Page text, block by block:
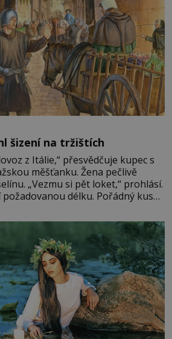
šizení na tržištích
z Itálie,“ přesvědčuje kupec s
měšťanku. Žena pečlivě
„Vezmu si pět loket,“ prohlásí.
délku. Pořádný kus
na sukni,“ zhodnotí švadlena
„Ošidili vás, podívejte.“